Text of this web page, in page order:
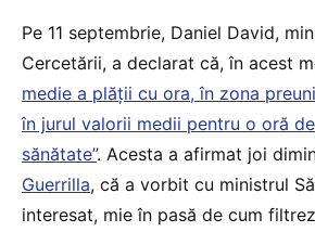
Pe 11 septembrie, Daniel David,
Cercetării, a declarat că, în acest
medie a plății cu ora, în zona
în jurul valorii medii pentru o oră
sănătate”. Acesta a afirmat joi
Guerrilla, că a vorbit cu ministrul
interesat, mie în pasă de cum